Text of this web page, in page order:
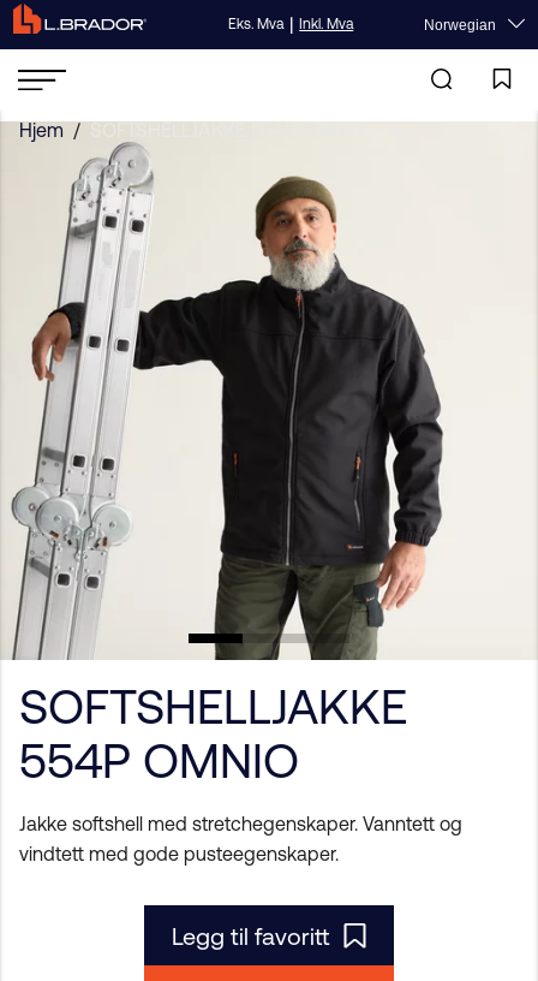
Eks. Mva | Inkl. Mva Norwegian
Hjem /
SOFTSHELLJAKKE
554P OMNIO
Jakke softshell med stretchegenskaper. Vanntett og
vindtett med gode pusteegenskaper.
Legg til favoritt